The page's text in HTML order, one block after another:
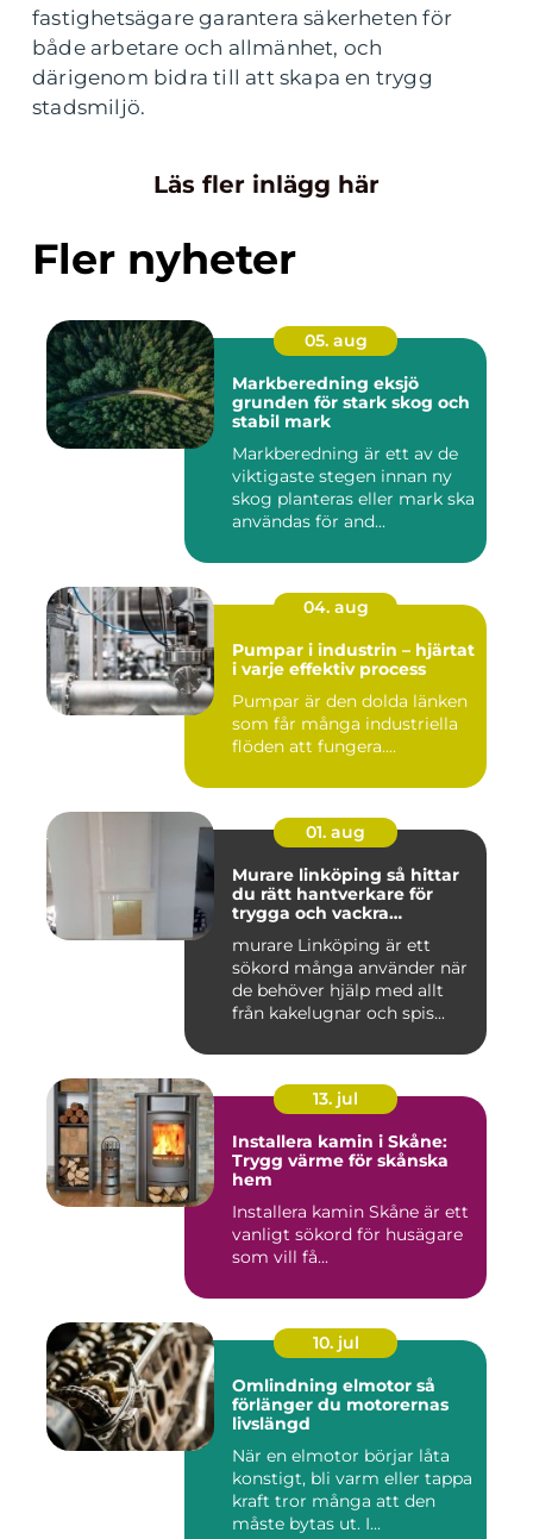
fastighetsägare garantera säkerheten för
både arbetare och allmänhet, och
därigenom bidra till att skapa en trygg
stadsmiljö.
Läs fler inlägg här
Fler nyheter
05. aug
Markberedning eksjö
grunden för stark skog och
stabil mark
Markberedning är ett av de
viktigaste stegen innan ny
skog planteras eller mark ska
användas för and...
04. aug
Pumpar i industrin – hjärtat
i varje effektiv process
Pumpar är den dolda länken
som får många industriella
flöden att fungera....
01. aug
Murare linköping så hittar
du rätt hantverkare för
trygga och vackra
murare Linköping är ett
sökord många använder när
de behöver hjälp med allt
från kakelugnar och spis...
13. jul
Installera kamin i Skåne:
Trygg värme för skånska
hem
Installera kamin Skåne är ett
vanligt sökord för husägare
som vill få...
10. jul
Omlindning elmotor så
förlänger du motorernas
livslängd
När en elmotor börjar låta
konstigt, bli varm eller tappa
kraft tror många att den
måste bytas ut. I...